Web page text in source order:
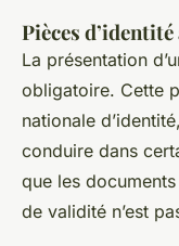
Pièces
La présentation
obligatoire. Cette
nationale
conduire dans
que les
de validité n’est